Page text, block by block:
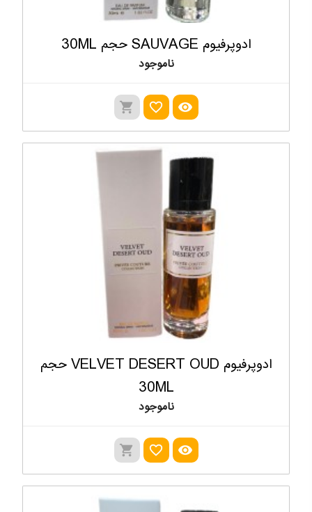
ادوپرفیوم SAUVAGE حجم 30ML
ناموجود
visibility
favorite_outline
shopping_cart
ادوپرفیوم VELVET DESERT OUD حجم
30ML
ناموجود
visibility
favorite_outline
shopping_cart